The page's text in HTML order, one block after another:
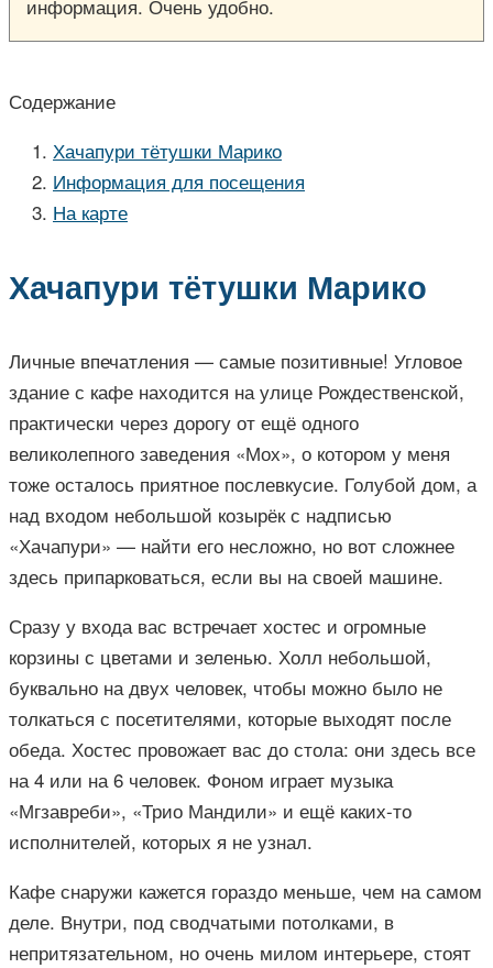
информация. Очень удобно.
Содержание
Хачапури тётушки Марико
Информация для посещения
На карте
Хачапури тётушки Марико
Личные впечатления — самые позитивные! Угловое
здание с кафе находится на улице Рождественской,
практически через дорогу от ещё одного
великолепного заведения «Мох», о котором у меня
тоже осталось приятное послевкусие. Голубой дом, а
над входом небольшой козырёк с надписью
«Хачапури» — найти его несложно, но вот сложнее
здесь припарковаться, если вы на своей машине.
Сразу у входа вас встречает хостес и огромные
корзины с цветами и зеленью. Холл небольшой,
буквально на двух человек, чтобы можно было не
толкаться с посетителями, которые выходят после
обеда. Хостес провожает вас до стола: они здесь все
на 4 или на 6 человек. Фоном играет музыка
«Мгзавреби», «Трио Мандили» и ещё каких-то
исполнителей, которых я не узнал.
Кафе снаружи кажется гораздо меньше, чем на самом
деле. Внутри, под сводчатыми потолками, в
непритязательном, но очень милом интерьере, стоят